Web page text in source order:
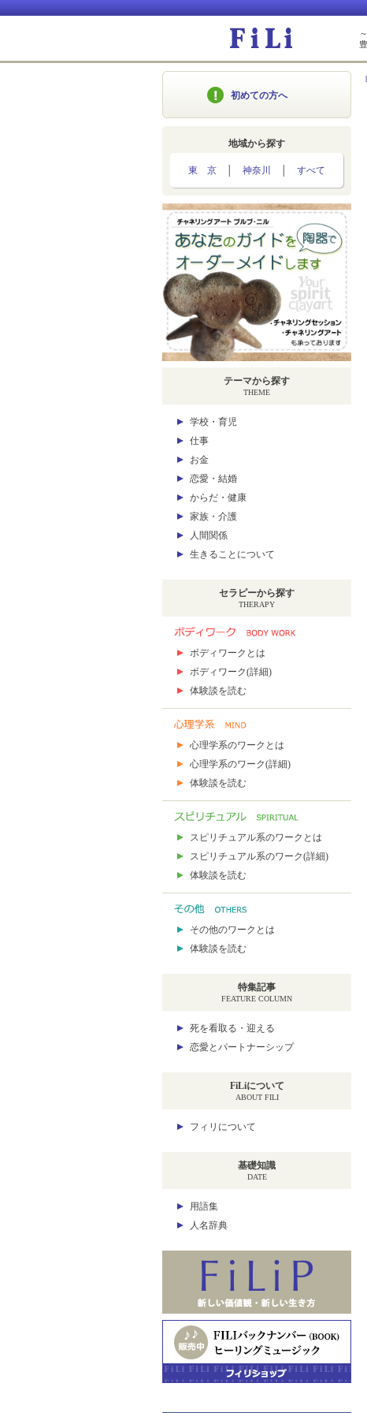
初めての方へ
地域から探す
東 京 神奈川 すべて
テーマから探す
THEME
学校・育児
仕事
お金
恋愛・結婚
からだ・健康
家族・介護
人間関係
生きることについて
セラピーから探す
THERAPY
ボディワークとは
ボディワーク(詳細)
体験談を読む
心理学系のワークとは
心理学系のワーク(詳細)
体験談を読む
スピリチュアル系のワークとは
スピリチュアル系のワーク(詳細)
体験談を読む
その他のワークとは
体験談を読む
特集記事
FEATURE COLUMN
死を看取る・迎える
恋愛とパートナーシップ
FiLiについて
ABOUT FILI
フィリについて
基礎知識
DATE
用語集
人名辞典